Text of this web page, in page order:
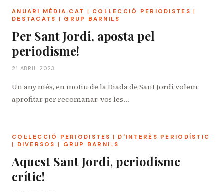
ANUARI MÈDIA.CAT | COL·LECCIÓ PERIODISTES |
DESTACATS | GRUP BARNILS
Per Sant Jordi, aposta pel
periodisme!
21 ABRIL 2023
Un any més, en motiu de la Diada de Sant Jordi volem
aprofitar per recomanar-vos les…
COL·LECCIÓ PERIODISTES | D'INTERÈS PERIODÍSTIC
| DIVERSOS | GRUP BARNILS
Aquest Sant Jordi, periodisme
crític!